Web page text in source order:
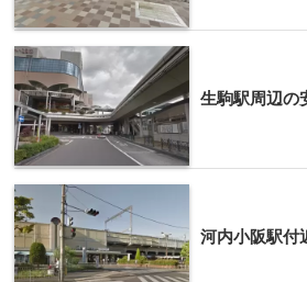
生駒駅周辺の
河内小阪駅付